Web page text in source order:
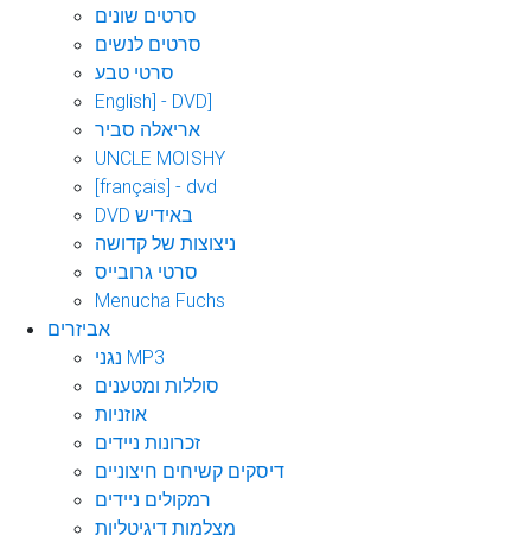
סרטים שונים
סרטים לנשים
סרטי טבע
English] - DVD]
אריאלה סביר
UNCLE MOISHY
[français] - dvd
DVD באידיש
ניצוצות של קדושה
סרטי גרובייס
Menucha Fuchs
אביזרים
נגני MP3
סוללות ומטענים
אוזניות
זכרונות ניידים
דיסקים קשיחים חיצוניים
רמקולים ניידים
מצלמות דיגיטליות